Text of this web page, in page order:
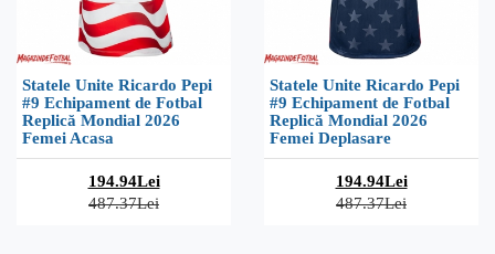
Statele Unite Ricardo Pepi
#9 Echipament de Fotbal
Replică Mondial 2026
Femei Acasa
194.94Lei
487.37Lei
Statele Unite Ricardo Pepi
#9 Echipament de Fotbal
Replică Mondial 2026
Femei Deplasare
194.94Lei
487.37Lei